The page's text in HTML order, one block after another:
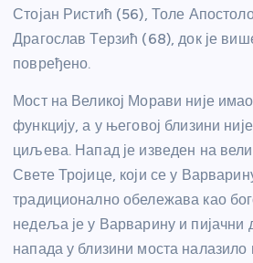
Стојан Ристић (56), Толе
Драгослав Терзић (68), док је
повређено.
Мост на Великој Морави није
функцију, а у његовој близини
циљева. Напад је изведен на
Свете Тројице, који се у
традиционално обележава као
недеља је у Варварину и пијачни
напада у близини моста